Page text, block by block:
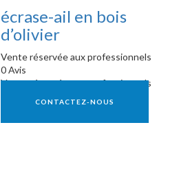
écrase-ail en bois
d’olivier
Vente réservée aux professionnels
0 Avis
Vente réservée aux professionnels
CONTACTEZ-NOUS